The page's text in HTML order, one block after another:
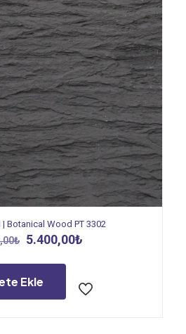
| Botanical Wood PT 3302
₺ Orijinal
9.000,00₺.
5.400,00₺
Ekle